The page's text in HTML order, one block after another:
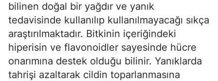
bilinen doğal bir yağdır ve yanık
tedavisinde kullanılıp kullanılmayacağı sıkça
araştırılmaktadır. Bitkinin içeriğindeki
hiperisin ve flavonoidler sayesinde hücre
onarımına destek olduğu bilinir. Yanıklarda
tahrişi azaltarak cildin toparlanmasına